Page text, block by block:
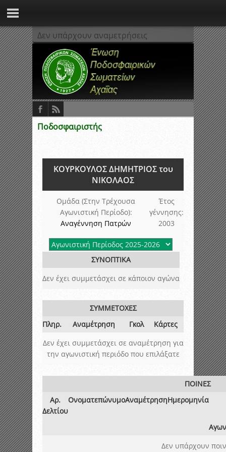
Δεν υπάρχουν αναμετρήσεις
Ποδοσφαιριστής
ΚΟΥΡΚΟΥΛΟΣ ΔΗΜΗΤΡΙΟΣ του
ΝΙΚΟΛΑΟΣ
Ομάδα (Στην Τρέχουσα
Αγωνιστική Περίοδο):
Αναγέννηση Πατρών
Έτος
γέννησης:
2003
ΣΥΝΟΠΤΙΚΑ
Δεν έχει συμμετάσχει σε κάποιον αγώνα
ΣΥΜΜΕΤΟΧΕΣ
Πληρ.
Αναμέτρηση Γκολ
Κάρτες
Δεν έχει συμμετάσχει σε αναμέτρηση για
την αγωνιστική περιόδο που επιλάξατε
ΠΟΙΝΕΣ
Αρ.
Δελτίου
ΟνοματεπώνυμοΑναμέτρησηΗμερομηνία
Δεν υπάρχουν